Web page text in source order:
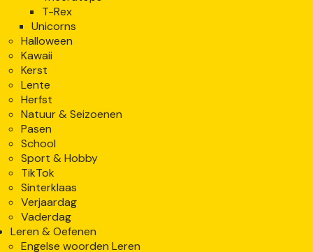
T-Rex
Unicorns
Halloween
Kawaii
Kerst
Lente
Herfst
Natuur & Seizoenen
Pasen
School
Sport & Hobby
TikTok
Sinterklaas
Verjaardag
Vaderdag
Leren & Oefenen
Engelse woorden Leren